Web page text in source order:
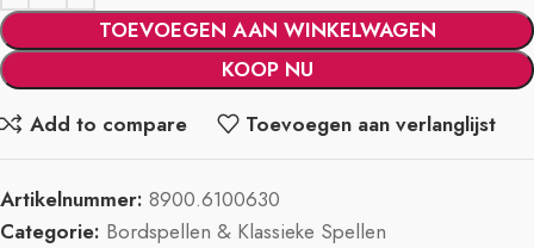
TOEVOEGEN AAN WINKELWAGEN
KOOP NU
Add to compare
Toevoegen aan verlanglijst
Artikelnummer: 8900.6100630
Categorie: Bordspellen & Klassieke Spellen